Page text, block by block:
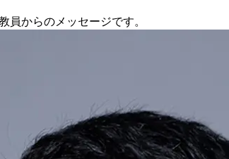
員からのメッセージです。